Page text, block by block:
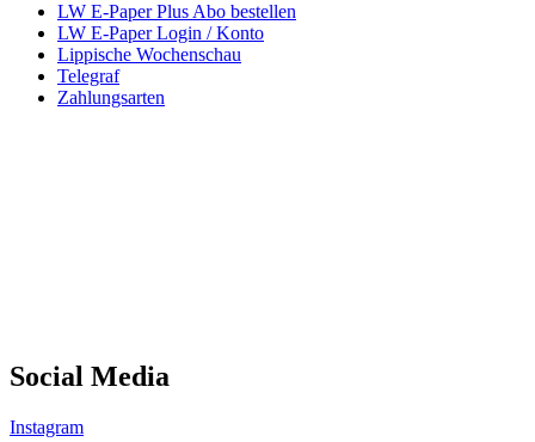
LW E-Paper Plus Abo bestellen
LW E-Paper Login / Konto
Lippische Wochenschau
Telegraf
Zahlungsarten
Social Media
Instagram